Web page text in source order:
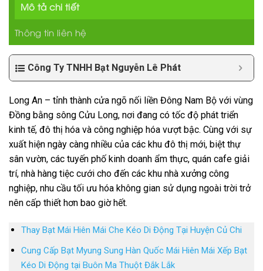
Mô tả chi tiết
Thông tin liên hệ
Công Ty TNHH Bạt Nguyễn Lê Phát
Long An – tỉnh thành cửa ngõ nối liền Đông Nam Bộ với vùng
Đồng bằng sông Cửu Long, nơi đang có tốc độ phát triển
kinh tế, đô thị hóa và công nghiệp hóa vượt bậc. Cùng với sự
xuất hiện ngày càng nhiều của các khu đô thị mới, biệt thự
sân vườn, các tuyến phố kinh doanh ẩm thực, quán cafe giải
trí, nhà hàng tiệc cưới cho đến các khu nhà xưởng công
nghiệp, nhu cầu tối ưu hóa không gian sử dụng ngoài trời trở
nên cấp thiết hơn bao giờ hết.
Thay Bạt Mái Hiên Mái Che Kéo Di Động Tại Huyện Củ Chi
Cung Cấp Bạt Myung Sung Hàn Quốc Mái Hiên Mái Xếp Bạt
Kéo Di Động tại Buôn Ma Thuột Đắk Lắk